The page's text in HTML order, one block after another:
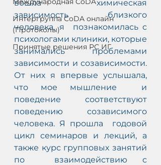
С
АМО
Интергруппа CoDA онлайн
(Протоколы)
Принятые решения РС ИГ
вошла химическая
зависимость близкого
человека, я  познакомилась с
психологами клиники, которые
занимались проблемами
зависимости и созависимости.
От них я впервые услышала,
что мое мышление  и
поведение соответствуют
поведению созависимого
человека. Я прошла  годовой
цикл семинаров и лекций, а
также курс групповых занятий
по  взаимодействию с